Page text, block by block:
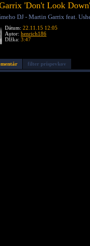
'Don't Look Down'
DJ - Martin Garrix feat.
Dátum: 22.11.15 12:05
Autor: henrich186
Dĺžka: 3:47
filter príspevkov